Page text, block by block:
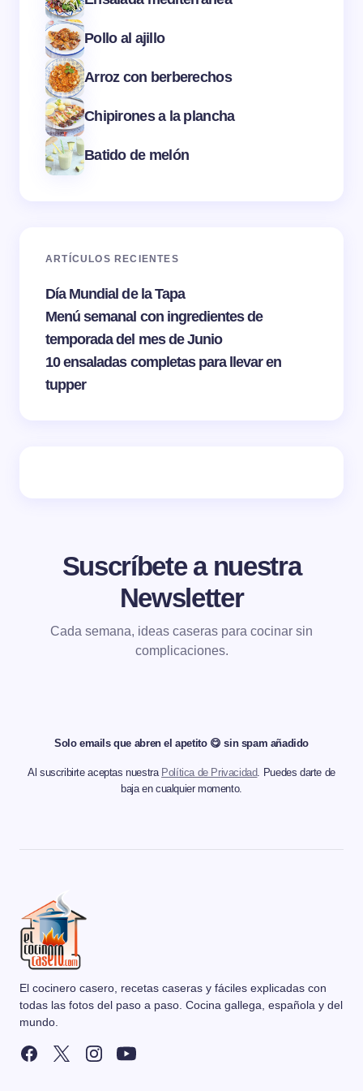
Pollo al ajillo
Arroz con berberechos
Chipirones a la plancha
Batido de melón
ARTÍCULOS RECIENTES
Día Mundial de la Tapa
Menú semanal con ingredientes de
temporada del mes de Junio
10 ensaladas completas para llevar en
tupper
Suscríbete a nuestra
Newsletter
Cada semana, ideas caseras para cocinar sin
complicaciones.
Solo emails que abren el apetito 😋 sin spam añadido
Al suscribirte aceptas nuestra Política de Privacidad. Puedes darte de
baja en cualquier momento.
El cocinero casero, recetas caseras y fáciles explicadas con
todas las fotos del paso a paso. Cocina gallega, española y del
mundo.